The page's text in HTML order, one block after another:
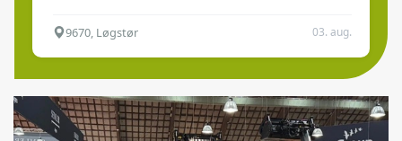
9670, Løgstør 03. aug.